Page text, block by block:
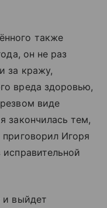
также
он не раз
за кражу,
вреда здоровью,
виде
закончилась тем,
Игоря
и выйдет